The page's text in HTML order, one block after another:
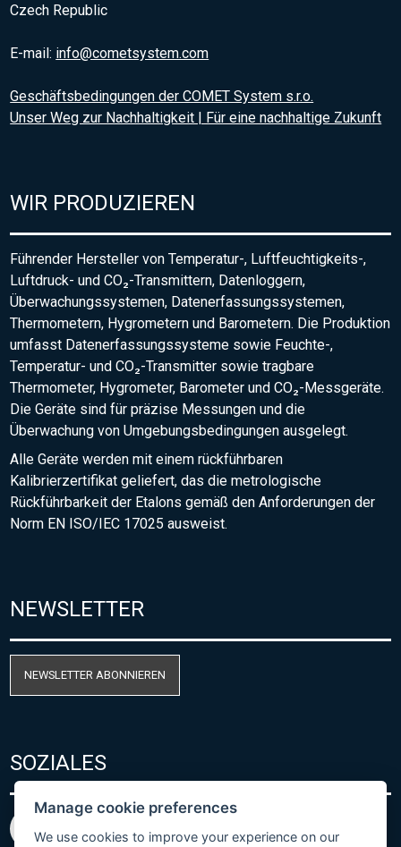
Czech Republic
E-mail: info@cometsystem.com
Geschäftsbedingungen der COMET System s.r.o.
Unser Weg zur Nachhaltigkeit | Für eine nachhaltige Zukunft
WIR PRODUZIEREN
Führender Hersteller von Temperatur-, Luftfeuchtigkeits-,
Luftdruck- und CO₂-Transmittern, Datenloggern,
Überwachungssystemen, Datenerfassungssystemen,
Thermometern, Hygrometern und Barometern. Die Produktion
umfasst Datenerfassungssysteme sowie Feuchte-,
Temperatur- und CO₂-Transmitter sowie tragbare
Thermometer, Hygrometer, Barometer und CO₂-Messgeräte.
Die Geräte sind für präzise Messungen und die
Überwachung von Umgebungsbedingungen ausgelegt.
Alle Geräte werden mit einem rückführbaren
Kalibrierzertifikat geliefert, das die metrologische
Rückführbarkeit der Etalons gemäß den Anforderungen der
Norm EN ISO/IEC 17025 ausweist.
NEWSLETTER
NEWSLETTER ABONNIEREN
SOZIALES
Manage cookie preferences
We use cookies to improve your experience on our